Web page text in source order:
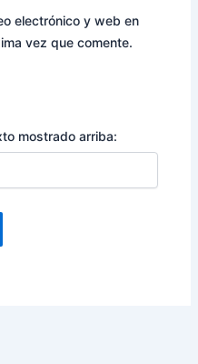
electrónico y web en
vez que comente.
mostrado arriba: